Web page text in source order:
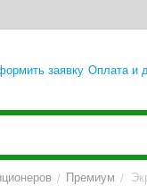
заявку Оплата и
/ Премиум /